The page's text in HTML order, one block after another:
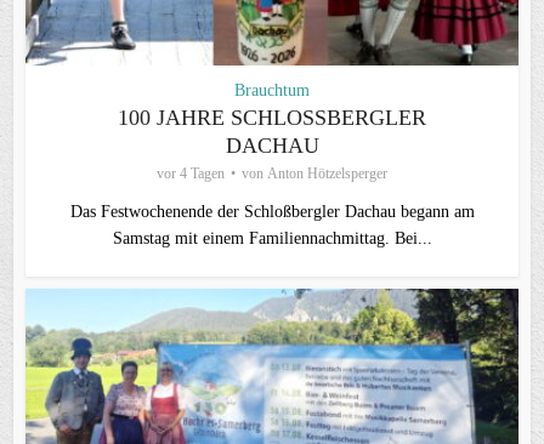
Brauchtum
100 JAHRE SCHLOSSBERGLER D
ACHAU
vor 4 Tagen von Anton Hötzelsperger
Das Festwochenende der Schloßbergler Dachau begann am
Samstag mit einem Familiennachmittag. Bei...